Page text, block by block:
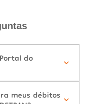
do
meus débitos